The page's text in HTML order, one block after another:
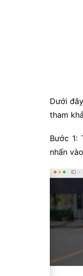
Dưới
tham
Bước 1:
nhấn